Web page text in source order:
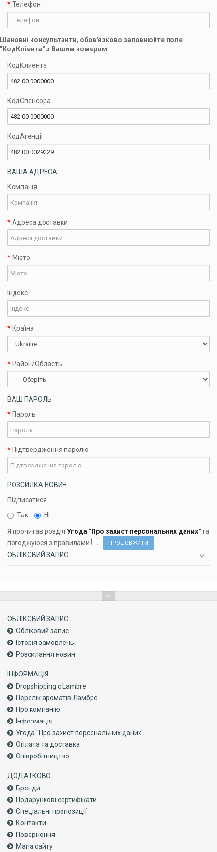
Телефон
Шановні консультанти, обов'язково заповнюйте поле
"КодКліента" з Вашим номером!
КодКлиента
КодСпонсора
КодАгенцii
ВАША АДРЕСА
Компанія
Адреса доставки
Місто
Індекс
Країна
Район/Область
ВАШ ПАРОЛЬ
Пароль
Підтвердження паролю
РОЗСИЛКА НОВИН
Підпиcатися
Так
Ні
Я прочитав розділ Угода "Про захист персональних даних"та
погоджуюся з правилами
ОБЛІКОВИЙ ЗАПИС
ОБЛІКОВИЙ ЗАПИС
Обліковий запис
Історія замовлень
Розсилання новин
ІНФОРМАЦІЯ
Dropshipping с Lambre
Перелік ароматів Ламбре
Про компанiю
Інформація
Угода "Про захист персональних даних"
Оплата та доставка
Співробітництво
ДОДАТКОВО
Бренди
Подарункові сертифікати
Спеціальні пропозиції
Контакти
Повернення
Мапа сайту